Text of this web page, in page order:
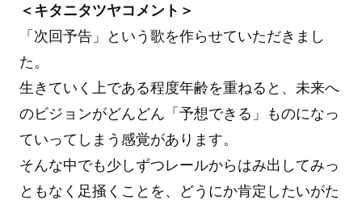
＜キタニタツヤコメント＞
「次回予告」という歌を作らせていただきまし
た。
生きていく上である程度年齢を重ねると、未来へ
のビジョンがどんどん「予想できる」ものになっ
ていってしまう感覚があります。
そんな中でも少しずつレールからはみ出してみっ
ともなく足掻くことを、どうにか肯定したいがた